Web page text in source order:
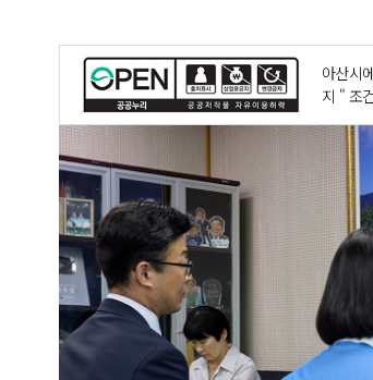
아산시
지 " 조